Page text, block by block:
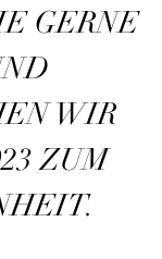
GERNE
WIR
ZUM